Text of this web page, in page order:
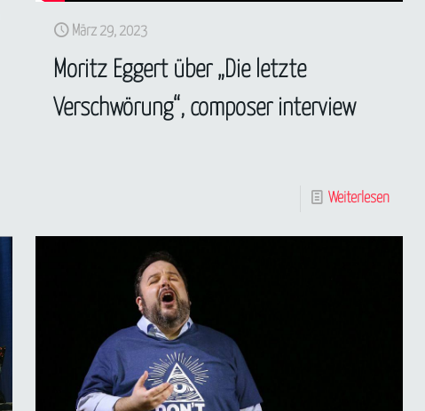
März 29, 2023
Moritz Eggert über „Die letzte
Verschwörung“, composer interview
Weiterlesen